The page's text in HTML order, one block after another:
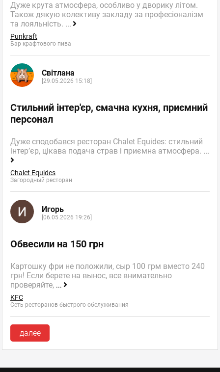
Дуже крута атмосфера, особливо у дворику літом.
Також дякую колективу закладу за професіоналізм
та лояльність. ...
Punkraft
Бар крафтового пива
Світлана
[29.05.2026 15:18]
Стильний інтер'єр, смачна кухня, приємний
персонал
Дуже сподобався ресторан Chalet Equides: стильний
інтер’єр, цікава подача страв і приємна атмосфера. ...
Chalet Equides
Загородный ресторан
Игорь
[06.05.2026 19:26]
Обвесили на 150 грн
Картошку фри не положили, сыр 100 грм вместо 240
грн! Если берете на вынос, все внимательно
проверяйте, ...
KFC
Сеть ресторанов быстрого обслуживания
далее